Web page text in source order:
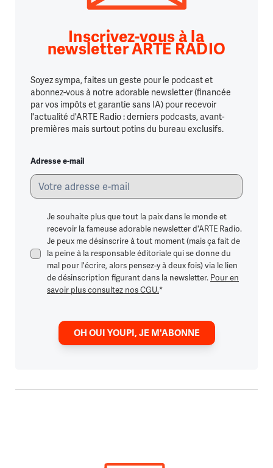
Inscrivez-vous à la
newsletter ARTE RADIO
Soyez sympa, faites un geste pour le podcast et
abonnez-vous à notre adorable newsletter (financée
par vos impôts et garantie sans IA) pour recevoir
l'actualité d'ARTE Radio : derniers podcasts, avant-
premières mais surtout potins du bureau exclusifs.
Adresse e-mail
Je souhaite plus que tout la paix dans le monde et
recevoir la fameuse adorable newsletter d'ARTE Radio.
Je peux me désinscrire à tout moment (mais ça fait de
la peine à la responsable éditoriale qui se donne du
mal pour l'écrire, alors pensez-y à deux fois) via le lien
de désinscription figurant dans la newsletter. Pour en
savoir plus consultez nos CGU.*
OH OUI YOUPI, JE M'ABONNE